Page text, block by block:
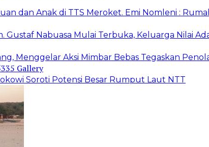
dan Anak di TTS Meroket. Emi Nomleni :
Gustaf Nabuasa Mulai Terbuka, Keluarga Nilai
Menggelar Aksi Mimbar Bebas Tegaskan
Soroti Potensi Besar Rumput Laut NTT